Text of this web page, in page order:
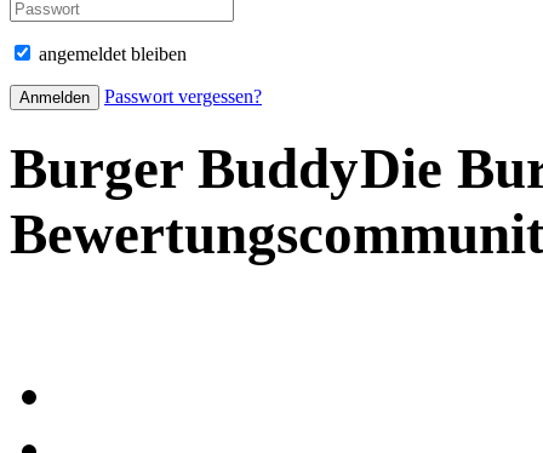
angemeldet bleiben
Passwort vergessen?
Burger BuddyDie